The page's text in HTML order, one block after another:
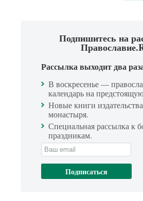
Подпишитесь на
Рассылка выходит два
В воскресенье —
календарь на
Новые книги
монастыря.
Специальная рассылка к
праздникам.